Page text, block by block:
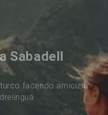
Sabadell
turco facendo amicizia